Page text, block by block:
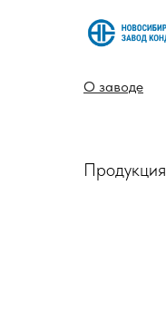
О заводе
Продукция